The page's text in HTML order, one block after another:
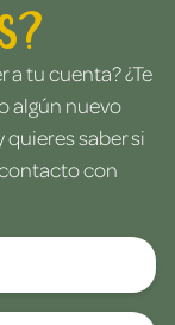
a tu cuenta? ¿Te
algún nuevo
saber si
con